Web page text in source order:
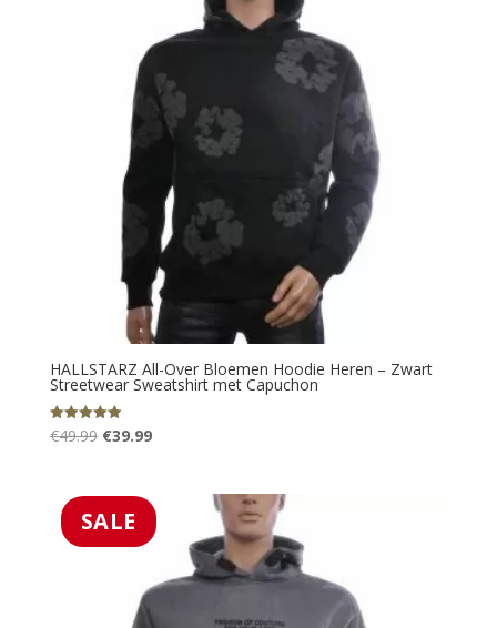
HALLSTARZ All-Over Bloemen Hoodie Heren – Zwart
Streetwear Sweatshirt met Capuchon
Gewaardeerd
5.00
€49.99 Oorspronkelijke
€49.99.
€39.99Huidige
€39.99.
SALE